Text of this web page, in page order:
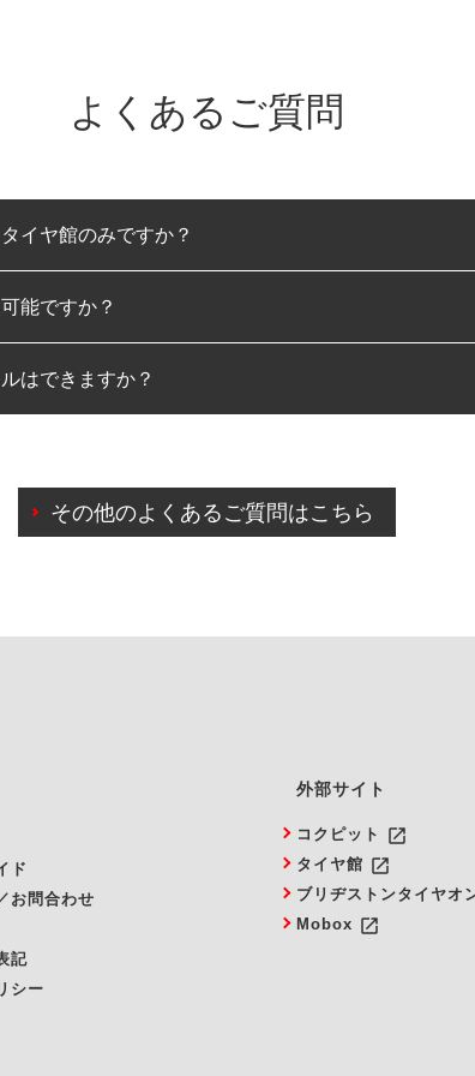
よくあるご質問
イヤ館のみですか？
ります。
能ですか？
す。
はできますか？
予約のキャンセルをご希望の際は、直接ご予約いた
その他のよくあるご質問はこちら
ド
お問合わせ
記
シー
外部サイト
コクピット launch
タイヤ館 launch
ブリヂストンタイヤオ
Mobox launch